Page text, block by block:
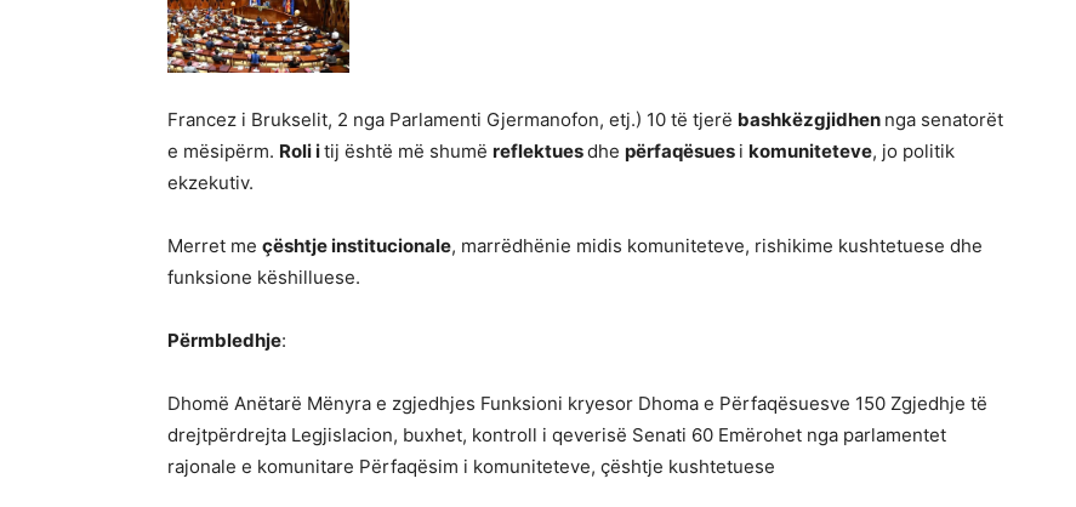
Francez i Brukselit, 2 nga Parlamenti Gjermanofon, etj.) 10 të tjerë bashkëzgjidhen nga senatorët
e mësipërm. Roli itij është më shumë reflektuesdhe përfaqësues i komuniteteve, jo politik
ekzekutiv.
Merret me çështje institucionale, marrëdhënie midis komuniteteve, rishikime kushtetuese dhe
funksione këshilluese.
Përmbledhje:
Dhomë Anëtarë Mënyra e zgjedhjes Funksioni kryesor Dhoma e Përfaqësuesve 150 Zgjedhje të
drejtpërdrejta Legjislacion, buxhet, kontroll i qeverisë Senati 60 Emërohet nga parlamentet
rajonale e komunitare Përfaqësim i komuniteteve, çështje kushtetuese